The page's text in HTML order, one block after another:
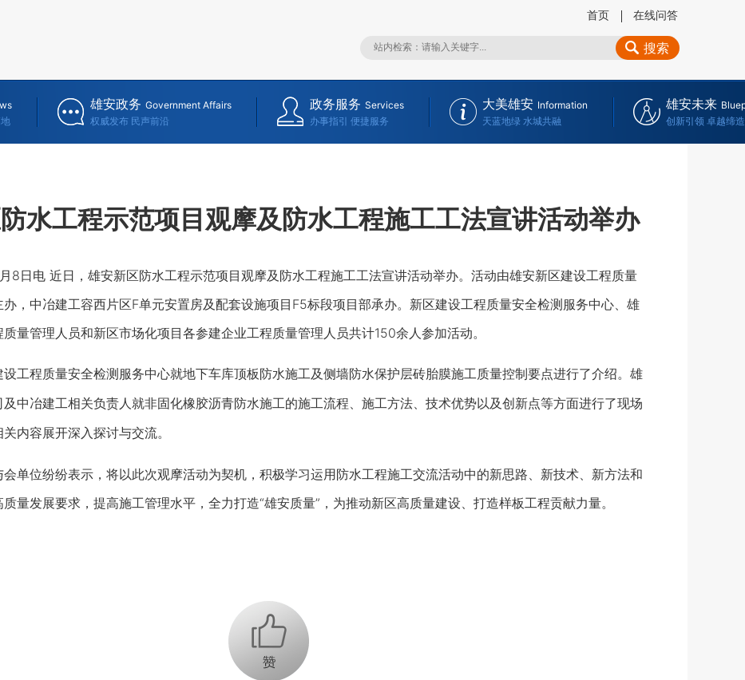
首页 在线问答
搜索
雄安政务 Government Affairs
权威发布 民声前沿
政务服务 Services
办事指引 便捷服务
大美雄安 Information
天蓝地绿 水城共融
雄安未来
创新引领 卓越缔造
水工程示范项目观摩及防水工程施工工法宣讲活动举办
电 近日，雄安新区防水工程示范项目观摩及防水工程施工工法宣讲活动举办。活动由雄安新区建设工程质量
，中冶建工容西片区F单元安置房及配套设施项目F5标段项目部承办。新区建设工程质量安全检测服务中心、雄
量管理人员和新区市场化项目各参建企业工程质量管理人员共计150余人参加活动。
程质量安全检测服务中心就地下车库顶板防水施工及侧墙防水保护层砖胎膜施工质量控制要点进行了介绍。雄
中冶建工相关负责人就非固化橡胶沥青防水施工的施工流程、施工方法、技术优势以及创新点等方面进行了现场
内容展开深入探讨与交流。
位纷纷表示，将以此次观摩活动为契机，积极学习运用防水工程施工交流活动中的新思路、新技术、新方法和
量发展要求，提高施工管理水平，全力打造“雄安质量”，为推动新区高质量建设、打造样板工程贡献力量。
+1